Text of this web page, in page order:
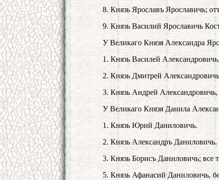
8. Князь Ярославъ Ярославичь;
9. Князь Василий Ярославичь
У Великаго Князя Александра
1. Князь Василей
2. Князь Дмитрей
3. Князь Андрей Александровичь,
У Великаго Князя Данила
1. Князь Юрий Даниловичь.
2. Князь Александръ Даниловичь.
3. Князь Борисъ Даниловичь; все
5. Князь Афанасий Даниловичь,